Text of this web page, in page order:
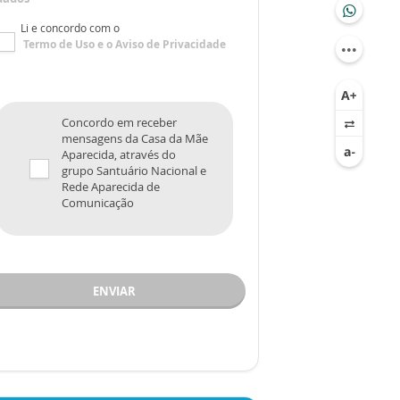
Li e concordo com o
Termo de Usoe oAviso de Privacidade
Concordo em receber
mensagens da Casa da Mãe
Aparecida, através do
grupo Santuário Nacional e
Rede Aparecida de
Comunicação
ENVIAR